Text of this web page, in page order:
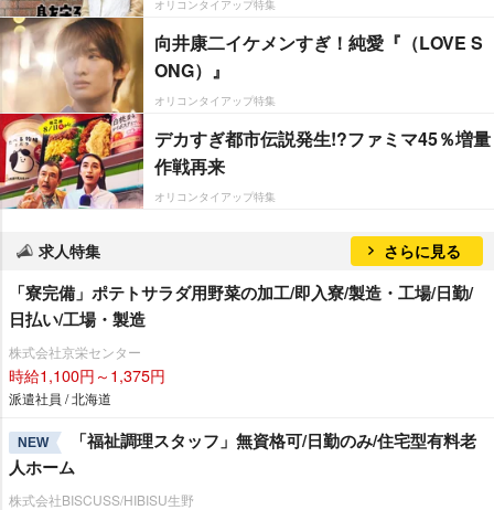
オリコンタイアップ特集
向井康二イケメンすぎ！純愛『（LOVE S
ONG）』
オリコンタイアップ特集
デカすぎ都市伝説発生!?ファミマ45％増量
作戦再来
オリコンタイアップ特集
求人特集 さらに見る
「寮完備」ポテトサラダ用野菜の加工/即入寮/製造・工場/日勤/
日払い/工場・製造
株式会社京栄センター
時給1,100円～1,375円
派遣社員 / 北海道
NEW
「福祉調理スタッフ」無資格可/日勤のみ/住宅型有料老
人ホーム
株式会社BISCUSS/HIBISU生野